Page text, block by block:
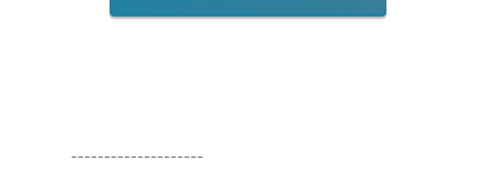
--------------------